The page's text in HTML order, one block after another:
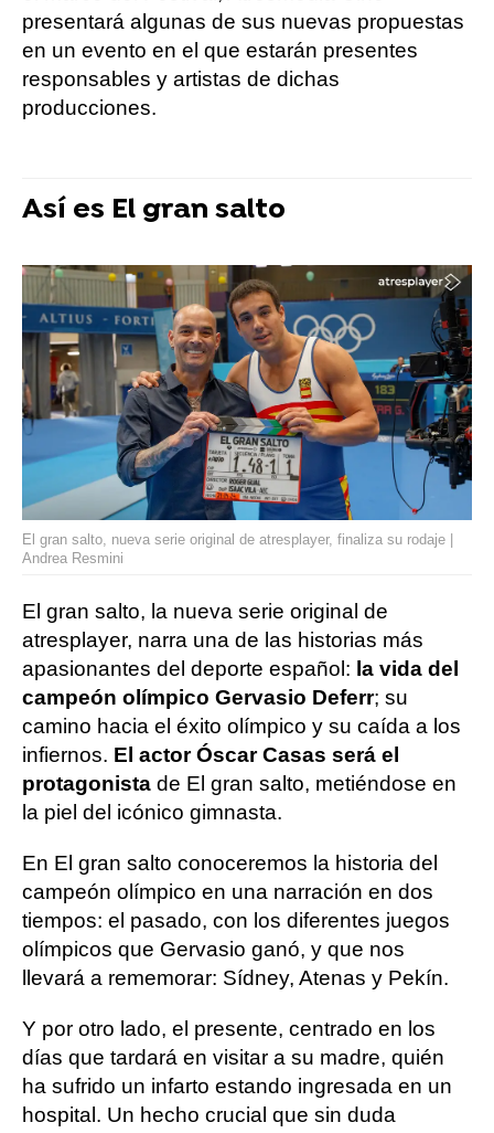
presentará algunas de sus nuevas propuestas
en un evento en el que estarán presentes
responsables y artistas de dichas
producciones.
Así es El gran salto
El gran salto, nueva serie original de atresplayer, finaliza su rodaje |
Andrea Resmini
El gran salto, la nueva serie original de
atresplayer, narra una de las historias más
apasionantes del deporte español: la vida del
campeón olímpico Gervasio Deferr; su
camino hacia el éxito olímpico y su caída a los
infiernos. El actor Óscar Casas será el
protagonista de El gran salto, metiéndose en
la piel del icónico gimnasta.
En El gran salto conoceremos la historia del
campeón olímpico en una narración en dos
tiempos: el pasado, con los diferentes juegos
olímpicos que Gervasio ganó, y que nos
llevará a rememorar: Sídney, Atenas y Pekín.
Y por otro lado, el presente, centrado en los
días que tardará en visitar a su madre, quién
ha sufrido un infarto estando ingresada en un
hospital. Un hecho crucial que sin duda